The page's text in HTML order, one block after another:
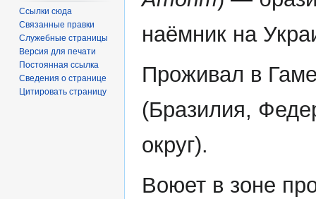
наёмник на
Проживал в
(Бразилия,
округ).
Воюет в зоне
Ссылки сюда
Связанные правки
Служебные страницы
Версия для печати
Постоянная ссылка
Сведения о странице
Цитировать страницу